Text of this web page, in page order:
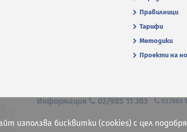
Правилници
Тарифи
Методики
Проекти на
Информация 02/985 11 383 02/985
използва бисквитки (cookies) с цел